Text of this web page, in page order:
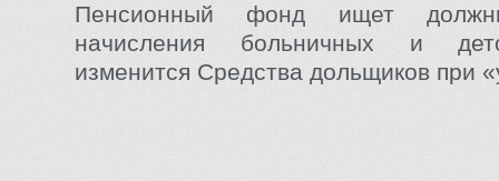
Пенсионный фонд ищет
начисления больничных и
изменится Средства дольщиков при